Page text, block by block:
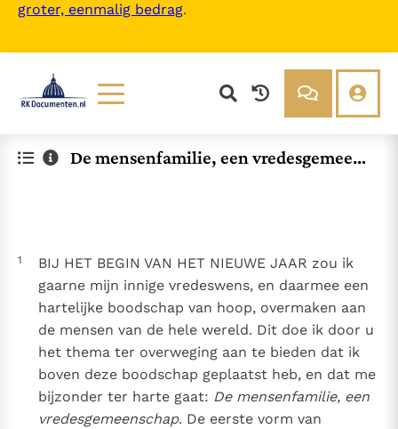
groter, eenmalig bedrag.
Documenten
Denzinger
Over RK Documenten
Gebruiksvoorwaarden
Nieuwste Documenten
5. Het gebed van de Kerk
In Christus wordt onze honger vervuld
Leer de kostbare parel van Gods koninkrijk te
herkennen
Gods Koninkrijk groeit stilletjes door liefde, niet door
De mensenfamilie, een vredesgemeens
1
BIJ HET BEGIN VAN HET NIEUWE JAAR zou ik
gaarne mijn innige vredeswens, en daarmee een
hartelijke boodschap van hoop, overmaken aan
de mensen van de hele wereld. Dit doe ik door u
het thema ter overweging aan te bieden dat ik
boven deze boodschap geplaatst heb, en dat me
bijzonder ter harte gaat: De mensenfamilie, een
vredesgemeenschap. De eerste vorm van